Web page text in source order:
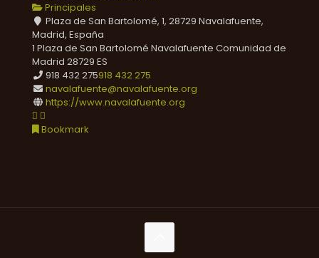
Principales
Plaza de San Bartolomé, 1, 28729 Navalafuente,
Madrid, España
1 Plaza de San Bartolomé Navalafuente Comunidad de
Madrid 28729 ES
918 432 275918 432 275
navalafuente@navalafuente.org
https://www.navalafuente.org
Bookmark